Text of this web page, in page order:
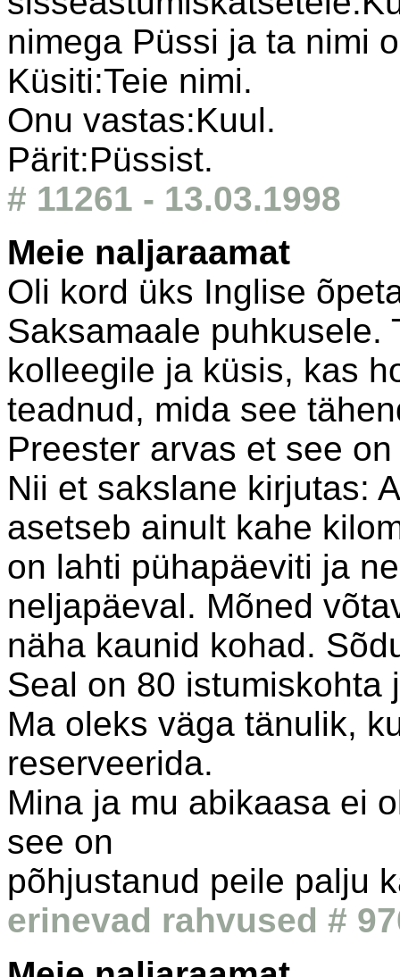
nimega Püssi ja ta nimi
Küsiti:Teie nimi.
Onu vastas:Kuul.
Pärit:Püssist.
# 11261 - 13.03.1998
Meie naljaraamat
Oli kord üks Inglise
Saksamaale puhkusele.
kolleegile ja küsis, kas
teadnud, mida see
Preester arvas et see
Nii et sakslane kirjutas:
asetseb ainult kahe
on lahti pühapäeviti ja
neljapäeval. Mõned
näha kaunid kohad.
Seal on 80
Ma oleks väga tänulik,
reserveerida.
Mina ja mu abikaasa ei
see on
põhjustanud peile palju
erinevad rahvused #